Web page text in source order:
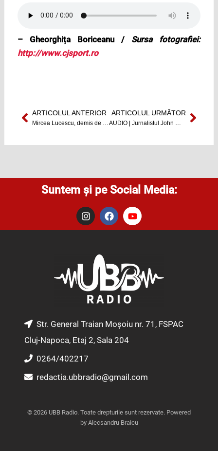
– Gheorghița Boriceanu / Sursa fotografiei:
http://www.cjsport.ro
Prev
ARTICOLUL ANTERIOR
Mircea Lucescu, demis de la Zenit
ARTICOLUL URMĂTOR
AUDIO | Jurnalistul John Mastrini a susținut un workshop pentru studenții clujeni de la Jurnalism Next
Suntem și pe Social Media:
I
n
s
m
F
a
c
o
k
Y
o
u
e
Str. General Traian Moșoiu nr. 71, FSPAC
Cluj-Napoca, Etaj 2, Sala 204
0264/402217
redactia.ubbradio@gmail.com
© 2026 UBB Radio. Toate drepturile sunt rezervate. Powered
by Alecsandru Braicu